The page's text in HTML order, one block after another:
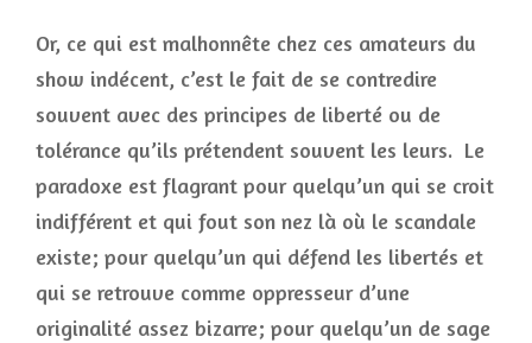
Or, ce qui est malhonnête chez ces amateurs du
show indécent, c’est le fait de se contredire
souvent avec des principes de liberté ou de
tolérance qu’ils prétendent souvent les leurs. Le
paradoxe est flagrant pour quelqu’un qui se croit
indifférent et qui fout son nez là où le scandale
existe; pour quelqu’un qui défend les libertés et
qui se retrouve comme oppresseur d’une
originalité assez bizarre; pour quelqu’un de sage